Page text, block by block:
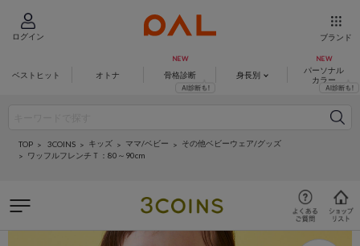
ログイン ブランド
ベストヒット オトナ 骨格診断 身長別
パーソナル
カラー
TOP 3COINS キッズ ママ/ベビー
その他ベビーウェア/グッズ
ワッフルフレンチＴ：80～90cm